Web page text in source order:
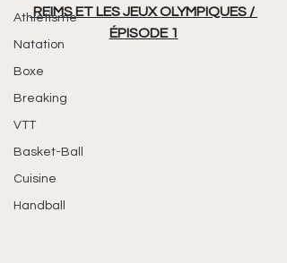
Athlétisme
Natation
Boxe
Breaking
VTT
Basket-Ball
Cuisine
Handball
REIMS ET LES JEUX OLYMPIQUES /
ÉPISODE 1